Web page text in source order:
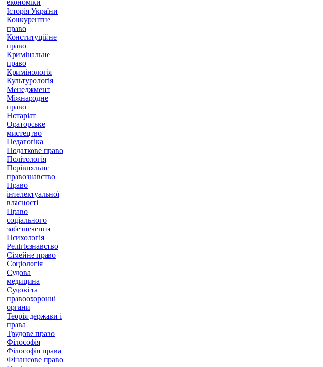
економіки
Історія України
Конкурентне
право
Конституційне
право
Кримінальне
право
Кримінологія
Культурологія
Менеджмент
Міжнародне
право
Нотаріат
Ораторське
мистецтво
Педагогіка
Податкове право
Політологія
Порівняльне
правознавство
Право
інтелектуальної
власності
Право
соціального
забезпечення
Психологія
Релігієзнавство
Сімейне право
Соціологія
Судова
медицина
Судові та
правоохоронні
органи
Теорія держави і
права
Трудове право
Філософія
Філософія права
Фінансове право